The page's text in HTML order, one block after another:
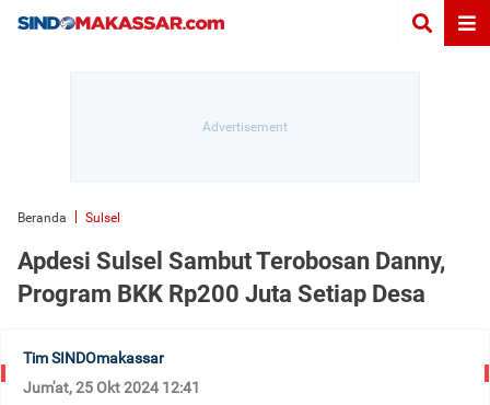
Beranda Sulsel
Apdesi Sulsel Sambut Terobosan Danny,
Program BKK Rp200 Juta Setiap Desa
Tim SINDOmakassar
Jum'at, 25 Okt 2024 12:41